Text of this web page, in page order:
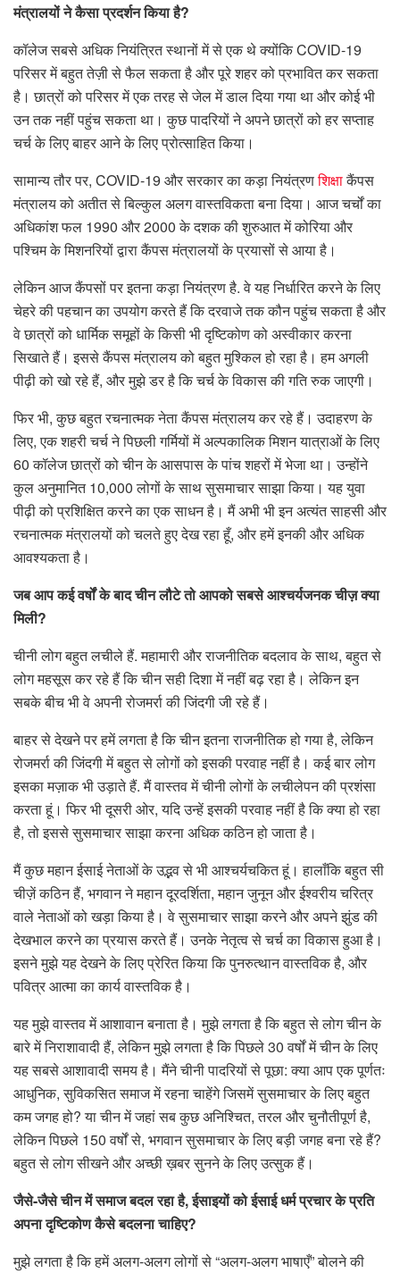
मंत्रालयों ने कैसा प्रदर्शन किया है?
कॉलेज सबसे अधिक नियंत्रित स्थानों में से एक थे क्योंकि COVID-19
परिसर में बहुत तेज़ी से फैल सकता है और पूरे शहर को प्रभावित कर सकता
है। छात्रों को परिसर में एक तरह से जेल में डाल दिया गया था और कोई भी
उन तक नहीं पहुंच सकता था। कुछ पादरियों ने अपने छात्रों को हर सप्ताह
चर्च के लिए बाहर आने के लिए प्रोत्साहित किया।
सामान्य तौर पर, COVID-19 और सरकार का कड़ा नियंत्रणशिक्षाकैंपस
मंत्रालय को अतीत से बिल्कुल अलग वास्तविकता बना दिया। आज चर्चों का
अधिकांश फल 1990 और 2000 के दशक की शुरुआत में कोरिया और
पश्चिम के मिशनरियों द्वारा कैंपस मंत्रालयों के प्रयासों से आया है।
लेकिन आज कैंपसों पर इतना कड़ा नियंत्रण है. वे यह निर्धारित करने के लिए
चेहरे की पहचान का उपयोग करते हैं कि दरवाजे तक कौन पहुंच सकता है और
वे छात्रों को धार्मिक समूहों के किसी भी दृष्टिकोण को अस्वीकार करना
सिखाते हैं। इससे कैंपस मंत्रालय को बहुत मुश्किल हो रहा है। हम अगली
पीढ़ी को खो रहे हैं, और मुझे डर है कि चर्च के विकास की गति रुक ​​जाएगी।
फिर भी, कुछ बहुत रचनात्मक नेता कैंपस मंत्रालय कर रहे हैं। उदाहरण के
लिए, एक शहरी चर्च ने पिछली गर्मियों में अल्पकालिक मिशन यात्राओं के लिए
60 कॉलेज छात्रों को चीन के आसपास के पांच शहरों में भेजा था। उन्होंने
कुल अनुमानित 10,000 लोगों के साथ सुसमाचार साझा किया। यह युवा
पीढ़ी को प्रशिक्षित करने का एक साधन है। मैं अभी भी इन अत्यंत साहसी और
रचनात्मक मंत्रालयों को चलते हुए देख रहा हूँ, और हमें इनकी और अधिक
आवश्यकता है।
जब आप कई वर्षों के बाद चीन लौटे तो आपको सबसे आश्चर्यजनक चीज़ क्या
मिली?
चीनी लोग बहुत लचीले हैं. महामारी और राजनीतिक बदलाव के साथ, बहुत से
लोग महसूस कर रहे हैं कि चीन सही दिशा में नहीं बढ़ रहा है। लेकिन इन
सबके बीच भी वे अपनी रोजमर्रा की जिंदगी जी रहे हैं।
बाहर से देखने पर हमें लगता है कि चीन इतना राजनीतिक हो गया है, लेकिन
रोजमर्रा की जिंदगी में बहुत से लोगों को इसकी परवाह नहीं है। कई बार लोग
इसका मज़ाक भी उड़ाते हैं. मैं वास्तव में चीनी लोगों के लचीलेपन की प्रशंसा
करता हूं। फिर भी दूसरी ओर, यदि उन्हें इसकी परवाह नहीं है कि क्या हो रहा
है, तो इससे सुसमाचार साझा करना अधिक कठिन हो जाता है।
मैं कुछ महान ईसाई नेताओं के उद्भव से भी आश्चर्यचकित हूं। हालाँकि बहुत सी
चीज़ें कठिन हैं, भगवान ने महान दूरदर्शिता, महान जुनून और ईश्वरीय चरित्र
वाले नेताओं को खड़ा किया है। वे सुसमाचार साझा करने और अपने झुंड की
देखभाल करने का प्रयास करते हैं। उनके नेतृत्व से चर्च का विकास हुआ है।
इसने मुझे यह देखने के लिए प्रेरित किया कि पुनरुत्थान वास्तविक है, और
पवित्र आत्मा का कार्य वास्तविक है।
यह मुझे वास्तव में आशावान बनाता है। मुझे लगता है कि बहुत से लोग चीन के
बारे में निराशावादी हैं, लेकिन मुझे लगता है कि पिछले 30 वर्षों में चीन के लिए
यह सबसे आशावादी समय है। मैंने चीनी पादरियों से पूछा: क्या आप एक पूर्णतः
आधुनिक, सुविकसित समाज में रहना चाहेंगे जिसमें सुसमाचार के लिए बहुत
कम जगह हो? या चीन में जहां सब कुछ अनिश्चित, तरल और चुनौतीपूर्ण है,
लेकिन पिछले 150 वर्षों से, भगवान सुसमाचार के लिए बड़ी जगह बना रहे हैं?
बहुत से लोग सीखने और अच्छी ख़बर सुनने के लिए उत्सुक हैं।
जैसे-जैसे चीन में समाज बदल रहा है, ईसाइयों को ईसाई धर्म प्रचार के प्रति
अपना दृष्टिकोण कैसे बदलना चाहिए?
मुझे लगता है कि हमें अलग-अलग लोगों से “अलग-अलग भाषाएँ” बोलने की